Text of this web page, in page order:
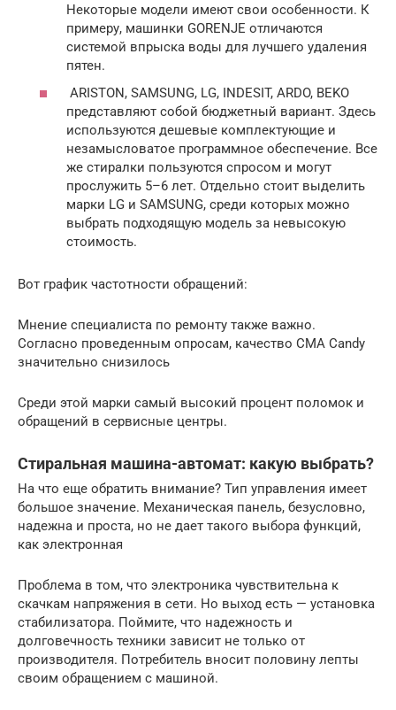
Некоторые модели имеют свои особенности. К
примеру, машинки GORENJE отличаются
системой впрыска воды для лучшего удаления
пятен.
ARISTON, SAMSUNG, LG, INDESIT, ARDO, BEKO
представляют собой бюджетный вариант. Здесь
используются дешевые комплектующие и
незамысловатое программное обеспечение. Все
же стиралки пользуются спросом и могут
прослужить 5–6 лет. Отдельно стоит выделить
марки LG и SAMSUNG, среди которых можно
выбрать подходящую модель за невысокую
стоимость.
Вот график частотности обращений:
Мнение специалиста по ремонту также важно.
Согласно проведенным опросам, качество СМА Candy
значительно снизилось
Среди этой марки самый высокий процент поломок и
обращений в сервисные центры.
Стиральная машина-автомат: какую выбрать?
На что еще обратить внимание? Тип управления имеет
большое значение. Механическая панель, безусловно,
надежна и проста, но не дает такого выбора функций,
как электронная
Проблема в том, что электроника чувствительна к
скачкам напряжения в сети. Но выход есть — установка
стабилизатора. Поймите, что надежность и
долговечность техники зависит не только от
производителя. Потребитель вносит половину лепты
своим обращением с машиной.